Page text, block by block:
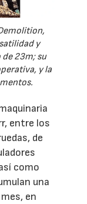
y
23m; su
y la
entre los
de
como
una
en